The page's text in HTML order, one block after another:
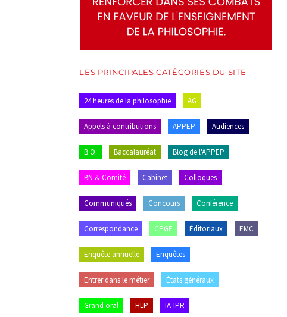
LES PRINCIPALES CATÉGORIES DU SITE
24 heures de la philosophie AG
Appels à contributions APPEP Audiences
B.O. Baccalauréat Blog de l'APPEP
BN & Comité Cabinet Colloques
Communiqués Concours Conférence
Correspondance CPGE Éditoriaux EMC
Enquête annuelle Enquêtes
Entrer dans le métier États généraux
Grand oral HLP IA-IPR